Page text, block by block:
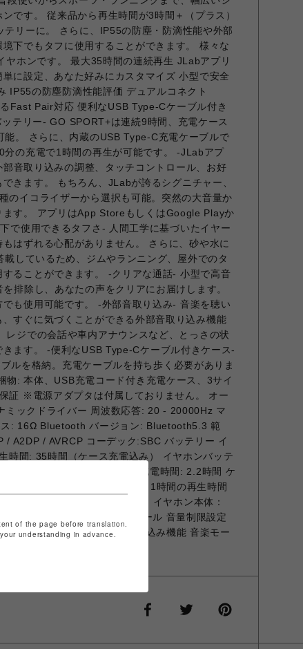
です。 従来品から再生時間が3時間＋（プラス）
テリーに。 さらに、IP55の防塵・防滴性能や外部
下でもタフに使用することができます。 様々な
ヤホンです。 最大35時間の連続再生 JLabアプリ
に設定、あなた好みにカスタマイズ 小型で安全
IP55の防塵防滴性能評価 デュアルコネクト
Fast Pair対応 便利なUSB Type-Cケーブル付き
テリー- GO SPORT+は連続9時間、充電ケース
能。 さらに、内蔵のUSB Type-C充電ケーブルで
分の充電で1時間の再生が可能です。 -JLabアプ
音取り込みの調整、タッチコントロール、お好
きます。 もちろん、JLabが誇るシグニチャー、
のイコライザーから選択も可能。突然の大音量か
ます。 アプリはApp StoreもしくはGoogle Playか
で使用できるタフさ- 人間工学に基づいたイヤー
はずれる心配がありません。 さらに、砂や水に
しているため、ジムやランニング、屋外でのタ
ることができます。 -クリアな通話- 小型で高音
排除し、あなたの声をクリアにお届けします。
も使用可能です。 -外部音取り込み- 音楽を聴い
すぐに気づくことができる外部音取り込み機能
レジでの会話や車内アナウンスなど、とっさの状
ます。 -便利なUSB Type-Cケーブル付きケース-
ルを格納。充電ケーブルを持ち歩く必要がありま
: 本体、USB充電コード付き充電ケース、3サイ
証 ※電源アダプタは付属しておりません。 オー
ミックドライバー 周波数応答: 20 - 20000Hz マ
: 16Ω Bluetooth バージョン: Bluetooth5.3 範
/ A2DP / AVRCP コーデック:SBC バッテリー イ
時間: 35時間（ケース充電込み） イヤホンバッテ
リー: 380mAh 充電 イヤホン充電時間: 2.2時間 ケ
USB-C 急速充電: 10分の充電＝1時間の再生時間
/ 2年間保証 IP規格: IP55 重量: イヤホン本体：
プリの機能 タッチコントロール 音量制限設定
カスタマイズ調整 外部音取り込み機能 音楽モー
of the page before translation.
understanding in advance.